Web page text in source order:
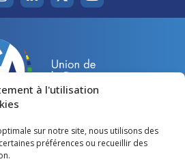
à l'utilisation
sur notre site, nous utilisons des
préférences ou recueillir des
Agir pour la Gironde